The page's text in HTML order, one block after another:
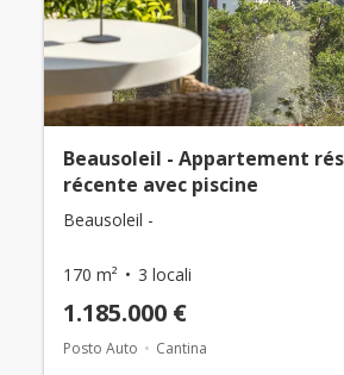
Beausoleil - Appartement
récente avec piscine
Beausoleil -
170 m² 3 locali
1.185.000 €
Posto Auto Cantina